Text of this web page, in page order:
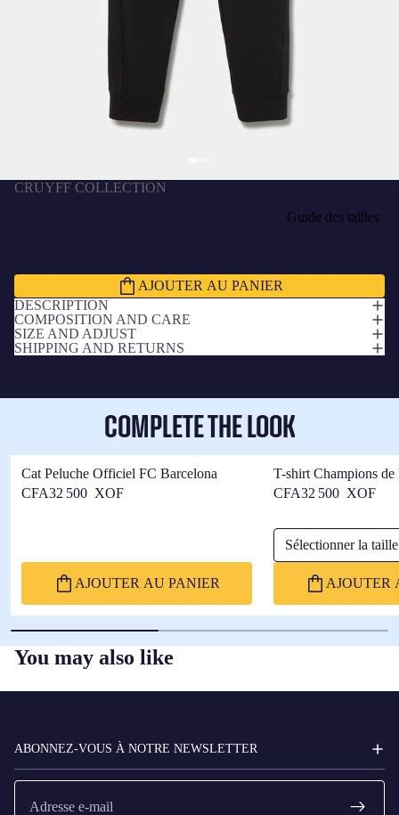
CRUYFF COLLECTION
Guide des tailles
AJOUTER AU PANIER
DESCRIPTION
COMPOSITION AND CARE
SIZE AND ADJUST
SHIPPING AND RETURNS
COMPLETE THE LOOK
Cat Peluche Officiel FC Barcelona
CFA32 500 XOF
AJOUTER AU PANIER
T-shirt Champions
Barça
CFA32 500 XOF
Sélectionner la taille
AJOUTER
You may also like
ABONNEZ-VOUS À NOTRE NEWSLETTER
E-
mail